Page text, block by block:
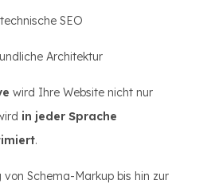
SEO
Architektur
wird Ihre Website nicht nur
in jeder Sprache
.
von Schema-Markup bis hin zur